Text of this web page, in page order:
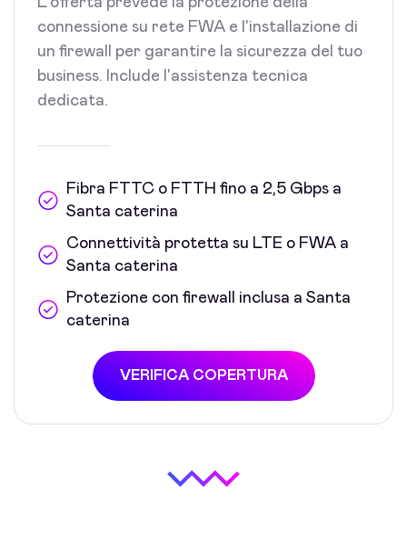
connessione su rete FWA e l'installazione di
un firewall per garantire la sicurezza del tuo
business. Include l'assistenza tecnica
dedicata.
Fibra FTTC o FTTH fino a 2,5 Gbps a
Santa caterina
Connettività protetta su LTE o FWA a
Santa caterina
Protezione con firewall inclusa a Santa
caterina
VERIFICA COPERTURA